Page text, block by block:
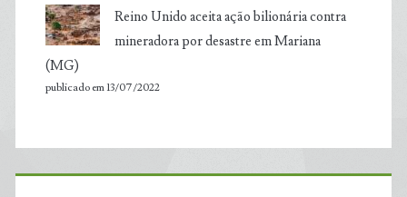
Reino Unido aceita ação bilionária contra
mineradora por desastre em Mariana
(MG)
publicado em 13/07/2022